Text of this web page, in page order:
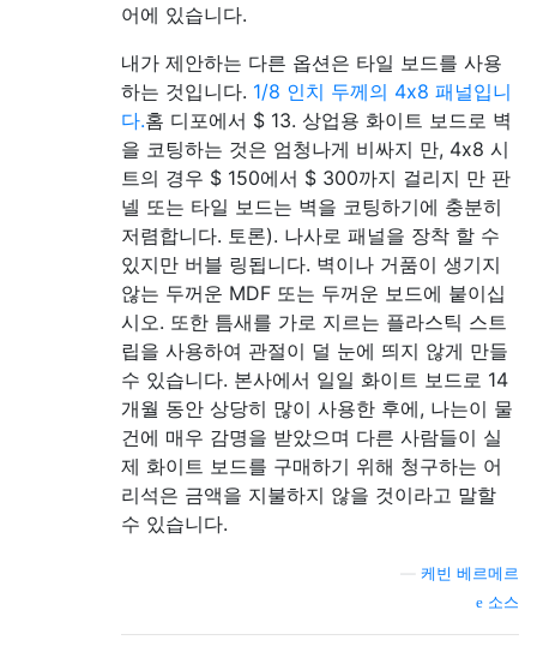
어에 있습니다.
내가 제안하는 다른 옵션은 타일 보드를 사용
하는 것입니다. 1/8 인치 두께의 4x8 패널입니
다.홈 디포에서 $ 13. 상업용 화이트 보드로 벽
을 코팅하는 것은 엄청나게 비싸지 만, 4x8 시
트의 경우 $ 150에서 $ 300까지 걸리지 만 판
넬 또는 타일 보드는 벽을 코팅하기에 충분히
저렴합니다. 토론). 나사로 패널을 장착 할 수
있지만 버블 링됩니다. 벽이나 거품이 생기지
않는 두꺼운 MDF 또는 두꺼운 보드에 붙이십
시오. 또한 틈새를 가로 지르는 플라스틱 스트
립을 사용하여 관절이 덜 눈에 띄지 않게 만들
수 있습니다. 본사에서 일일 화이트 보드로 14
개월 동안 상당히 많이 사용한 후에, 나는이 물
건에 매우 감명을 받았으며 다른 사람들이 실
제 화이트 보드를 구매하기 위해 청구하는 어
리석은 금액을 지불하지 않을 것이라고 말할
수 있습니다.
케빈 베르메르
소스